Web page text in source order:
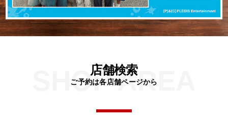
SHOP AREA
店舗検索
ご予約は各店舗ページから